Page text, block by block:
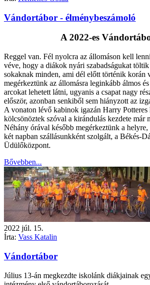
Vándortábor - élménybeszámoló
A 2022-es
Reggel van. Fél nyolcra az állomáson kell
véve, hogy a diákok nyári szabadságukat
sokaknak minden, ami dél előtt történik korán
megérkeztünk az állomásra leginkább álmos
arcokat lehetett látni, ugyanis a csapat nagy
először, azonban senkiből sem hiányzott az
A vonaton lévő kabinok igazán Harry Potteres
kölcsönöztek szóval a kirándulás kezdete már
Néhány órával később megérkeztünk a
két napban szállásunkként szolgált, a Békés-
Üdülőközpont.
Bővebben...
2022 júl. 15.
Írta: Vass Katalin
Vándortábor
Július 13-án megkezdte iskolánk diákjainak